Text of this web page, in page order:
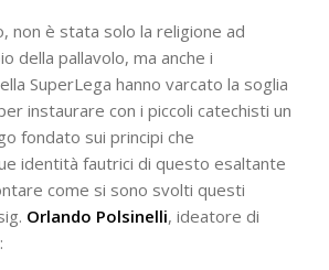
non è stata solo la religione ad
della pallavolo, ma anche i
SuperLega hanno varcato la soglia
instaurare con i piccoli catechisti un
fondato sui principi che
identità fautrici di questo esaltante
come si sono svolti questi
Orlando Polsinelli, ideatore di